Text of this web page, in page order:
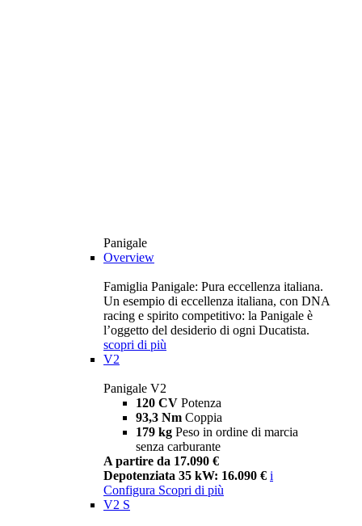
Panigale
Overview
Famiglia Panigale: Pura eccellenza italiana.
Un esempio di eccellenza italiana, con DNA
racing e spirito competitivo: la Panigale è
l’oggetto del desiderio di ogni Ducatista.
scopri di più
V2
Panigale V2
120 CV Potenza
93,3 Nm Coppia
179 kg Peso in ordine di marcia
senza carburante
A partire da 17.090 €
Depotenziata 35 kW: 16.090 € i
Configura Scopri di più
V2 S